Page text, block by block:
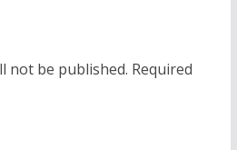
not be published. Required